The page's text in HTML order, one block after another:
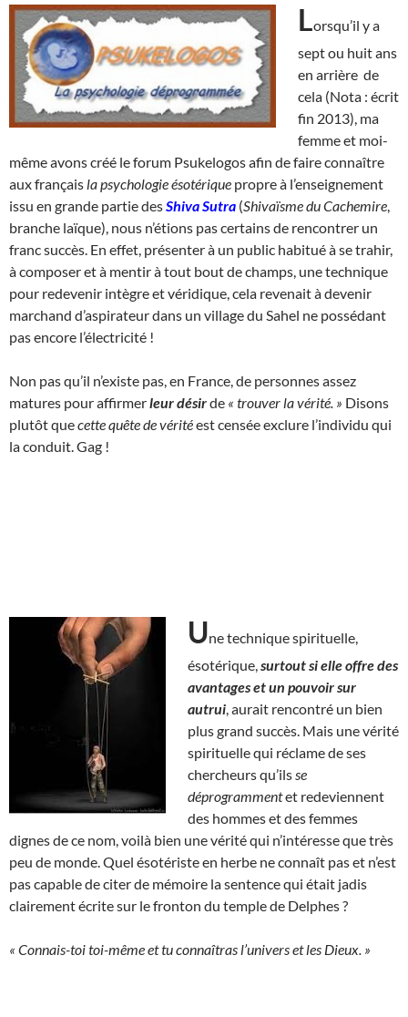
Lorsqu’il y a
sept ou huit ans
en arrière de
cela (Nota : écrit
fin 2013), ma
femme et moi-
même avons créé le forum Psukelogos afin de faire connaître
aux français la psychologie ésotérique propre à l’enseignement
issu en grande partie desShiva Sutra (Shivaïsme du Cachemire
branche laïque), nous n’étions pas certains de rencontrer un
franc succès. En effet, présenter à un public habitué à se trahir,
à composer et à mentir à tout bout de champs, une technique
pour redevenir intègre et véridique, cela revenait à devenir
marchand d’aspirateur dans un village du Sahel ne possédant
pas encore l’électricité !
Non pas qu’il n’existe pas, en France, de personnes assez
matures pour affirmerleur désirde « trouver la vérité. » Disons
plutôt quecette quête de véritéest censée exclure l’individu qui
la conduit. Gag !
Une technique spirituelle,
ésotérique, surtout si elle offre des
avantages et un pouvoir sur
autrui , aurait rencontré un bien
plus grand succès. Mais une vérité
spirituelle qui réclame de ses
chercheurs qu’ils se
déprogrammentet redeviennent
des hommes et des femmes
dignes de ce nom, voilà bien une vérité qui n’intéresse que très
peu de monde. Quel ésotériste en herbe ne connaît pas et n’est
pas capable de citer de mémoire la sentence qui était jadis
clairement écrite sur le fronton du temple de Delphes ?
« Connais-toi toi-même et tu connaîtras l’univers et les Dieux. »